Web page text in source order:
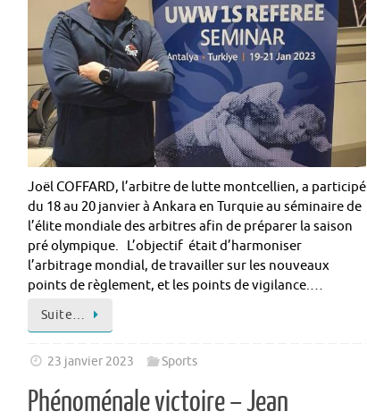
Joël COFFARD, l’arbitre de lutte montcellien, a participé
du 18 au 20 janvier à Ankara en Turquie au séminaire de
l’élite mondiale des arbitres afin de préparer la saison
pré olympique. L’objectif était d’harmoniser
l’arbitrage mondial, de travailler sur les nouveaux
points de règlement, et les points de vigilance.…
Suite…
23 janvier 2023 Sports
Phénoménale victoire – Jean